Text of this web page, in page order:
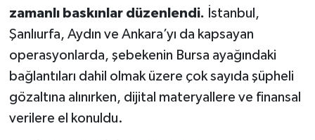
zamanlı baskınlar düzenlendi. İstanbul,
Şanlıurfa, Aydın ve Ankara’yı da kapsayan
operasyonlarda, şebekenin Bursa ayağındaki
bağlantıları dahil olmak üzere çok sayıda şüpheli
gözaltına alınırken, dijital materyallere ve finansal
verilere el konuldu.